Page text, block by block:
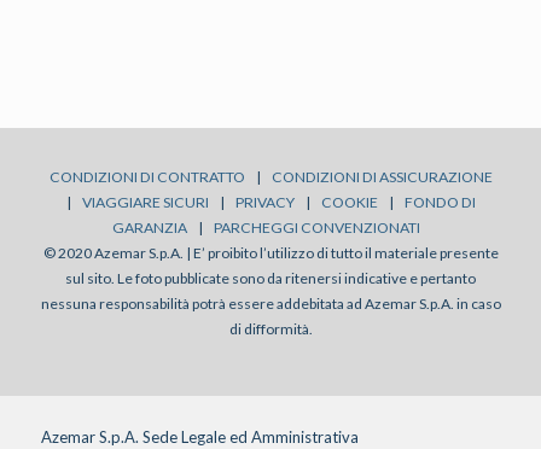
CONDIZIONI DI CONTRATTO |
CONDIZIONI DI ASSICURAZIONE
|
VIAGGIARE SICURI | PRIVACY | COOKIE |
FONDO DI
GARANZIA
|
PARCHEGGI CONVENZIONATI
© 2020 Azemar S.p.A. | E’ proibito l’utilizzo di tutto il materiale presente
sul sito. Le foto pubblicate sono da ritenersi indicative e pertanto
nessuna responsabilità potrà essere addebitata ad Azemar S.p.A. in caso
di difformità.
Azemar S.p.A. Sede Legale ed Amministrativa